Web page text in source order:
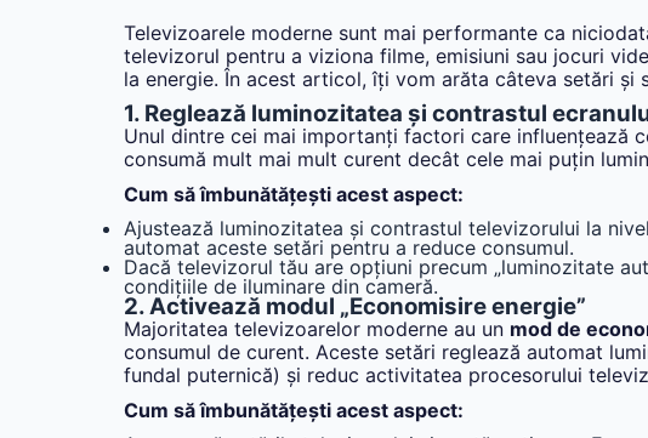
Televizoarele moderne sunt mai performante ca
televizorul pentru a viziona filme, emisiuni sau jocuri
la energie. În acest articol, îți vom arăta câteva setări
1. Reglează luminozitatea și contrastul
Unul dintre cei mai importanți factori care influențează
consumă mult mai mult curent decât cele mai puțin
Cum să îmbunătățești acest aspect:
Ajustează luminozitatea și contrastul televizorului la
automat aceste setări pentru a reduce consumul.
Dacă televizorul tău are opțiuni precum „luminozitate
condițiile de iluminare din cameră.
2. Activează modul „Economisire energie”
Majoritatea televizoarelor moderne au un mod de
consumul de curent. Aceste setări reglează automat
fundal puternică) și reduc activitatea procesorului
Cum să îmbunătățești acest aspect: